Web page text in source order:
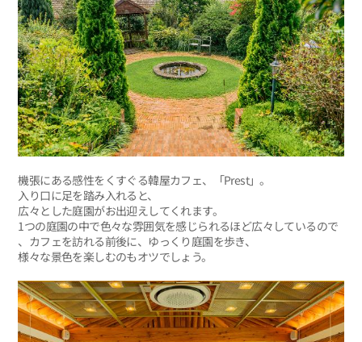
機張にある感性をくすぐる韓屋カフェ、「Prest」。
入り口に足を踏み入れると、
広々とした庭園がお出迎えしてくれます。
1つの庭園の中で色々な雰囲気を感じられるほど広々しているので
、カフェを訪れる前後に、ゆっくり庭園を歩き、
様々な景色を楽しむのもオツでしょう。